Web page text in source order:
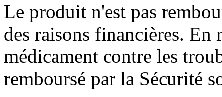
Le produit n'est pas
des raisons financières. En
médicament contre les
remboursé par la Sécurité